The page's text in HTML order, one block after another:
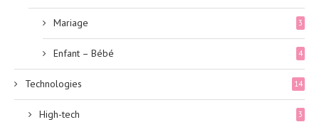
Mariage 3
Enfant – Bébé 4
Technologies 14
High-tech 3